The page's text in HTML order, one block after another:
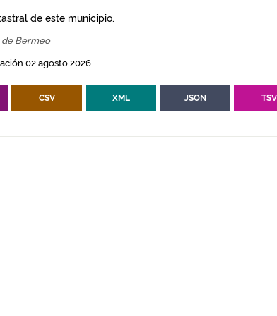
de este municipio.
Bermeo
02 agosto 2026
CSV XML JSON TSV